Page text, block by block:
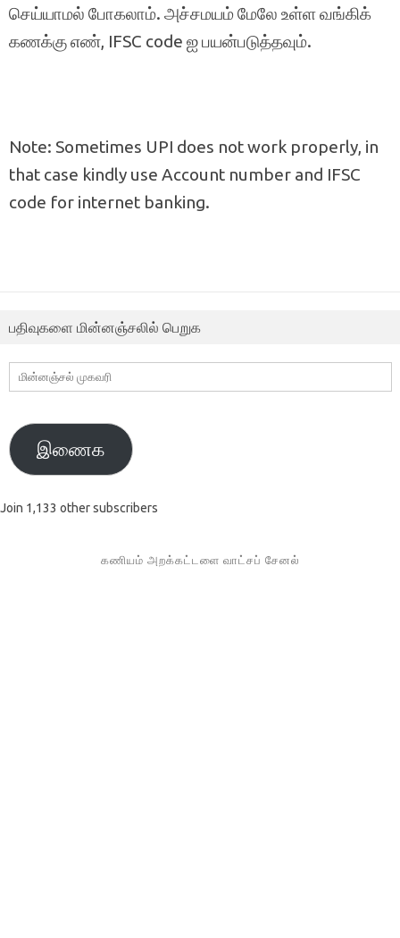
செய்யாமல் போகலாம். அச்சமயம் மேலே உள்ள வங்கிக்
கணக்கு எண், IFSC code ஐ பயன்படுத்தவும்.
Note: Sometimes UPI does not work properly, in
that case kindly use Account number and IFSC
code for internet banking.
பதிவுகளை மின்னஞ்சலில் பெறுக
மின்னஞ்சல்
முகவரி
இணைக
Join 1,133 other subscribers
கணியம் அறக்கட்டளை வாட்சப் சேனல்